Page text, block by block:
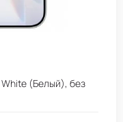
White (Белый), без